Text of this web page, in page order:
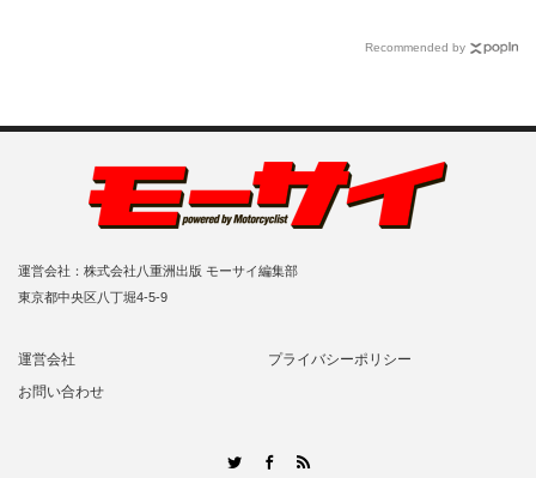
Recommended by
運営会社：株式会社八重洲出版 モーサイ編集部
東京都中央区八丁堀4-5-9
運営会社
プライバシーポリシー
お問い合わせ
TwitterFacebook